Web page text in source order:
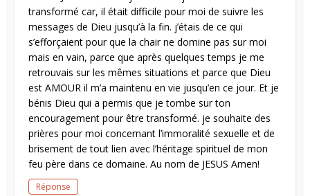
transformé car, il était difficile pour moi de suivre les
messages de Dieu jusqu’à la fin. j’étais de ce qui
s’efforçaient pour que la chair ne domine pas sur moi
mais en vain, parce que après quelques temps je me
retrouvais sur les mêmes situations et parce que Dieu
est AMOUR il m’a maintenu en vie jusqu’en ce jour. Et je
bénis Dieu qui a permis que je tombe sur ton
encouragement pour être transformé. je souhaite des
prières pour moi concernant l’immoralité sexuelle et de
brisement de tout lien avec l’héritage spirituel de mon
feu père dans ce domaine. Au nom de JESUS Amen!
Réponse